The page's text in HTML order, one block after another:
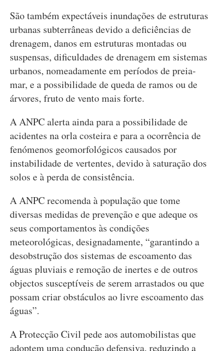
São também expectáveis inundações de estruturas
urbanas subterrâneas devido a deficiências de
drenagem, danos em estruturas montadas ou
suspensas, dificuldades de drenagem em sistemas
urbanos, nomeadamente em períodos de preia-
mar, e a possibilidade de queda de ramos ou de
árvores, fruto de vento mais forte.
A ANPC alerta ainda para a possibilidade de
acidentes na orla costeira e para a ocorrência de
fenómenos geomorfológicos causados por
instabilidade de vertentes, devido à saturação dos
solos e à perda de consistência.
A ANPC recomenda à população que tome
diversas medidas de prevenção e que adeque os
seus comportamentos às condições
meteorológicas, designadamente, “garantindo a
desobstrução dos sistemas de escoamento das
águas pluviais e remoção de inertes e de outros
objectos susceptíveis de serem arrastados ou que
possam criar obstáculos ao livre escoamento das
águas”.
A Protecção Civil pede aos automobilistas que
adoptem uma condução defensiva, reduzindo a